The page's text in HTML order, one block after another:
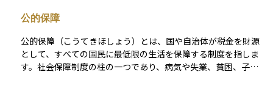
支給されます。また、公的制度では「障害年金」として国民年
金や厚生年金から支給される仕組みがあり、民間の障害給付金
と併用できる場合もあります。受け取るためには、医師の診断
書や所定の手続きが必要です。将来の予期せぬリスクに備える
うえで、障害給付金は重要な保障の一つです。
公的保障
公的保障（こうてきほしょう）とは、国や自治体が税金を財源
として、すべての国民に最低限の生活を保障する制度を指しま
す。社会保障制度の柱の一つであり、病気や失業、貧困、子育